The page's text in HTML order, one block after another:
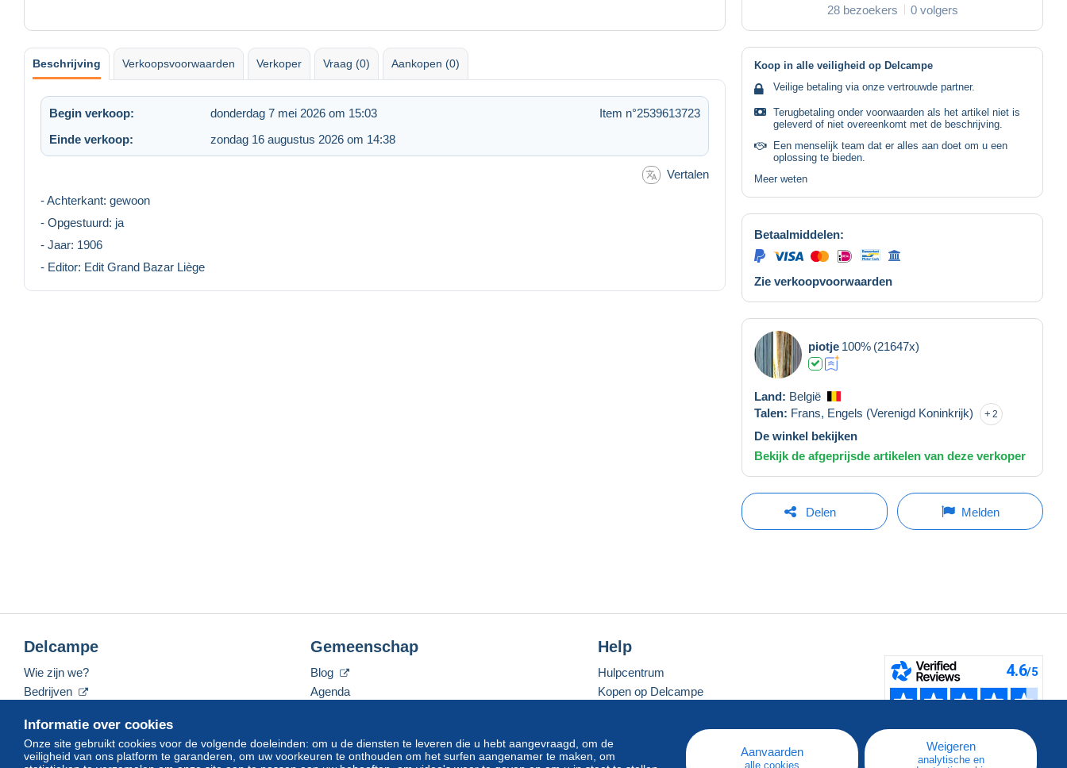
28 bezoekers 0 volgers
Beschrijving Verkoopsvoorwaarden Verkoper Vraag (0) Aankopen (0)
Begin verkoop: donderdag 7 mei 2026 om 15:03
Item n°2539613723
Einde verkoop:
zondag 16 augustus 2026 om 14:38
Vertalen
- Achterkant: gewoon
- Opgestuurd: ja
- Jaar: 1906
- Editor: Edit Grand Bazar Liège
Koop in alle veiligheid op Delcampe
Veilige betaling via onze vertrouwde partner.
Terugbetaling onder voorwaarden als het artikel niet is
geleverd of niet overeenkomt met de beschrijving.
Een menselijk team dat er alles aan doet om u een
oplossing te bieden.
Meer weten
Betaalmiddelen:
Zie verkoopvoorwaarden
piotje 100% (21647x)
Land: België
Talen: Frans, Engels (Verenigd Koninkrijk) 2
De winkel bekijken
Bekijk de afgeprijsde artikelen van deze verkoper
Delen Melden
Informatie over cookies
Onze site gebruikt cookies voor de volgende doeleinden: om u de diensten te leveren die u hebt aangevraagd, om de
veiligheid van ons platform te garanderen, om uw voorkeuren te onthouden om het surfen aangenamer te maken, om
Aanvaarden
alle cookies
Weigeren
analytische en
Delcampe
Wie zijn we?
Bedrijven
Neem contact met ons op
Gemeenschap
Blog
Agenda
Help
Hulpcentrum
Kopen op Delcampe
Een beveiligde website